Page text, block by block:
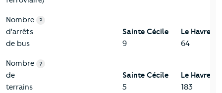
Nombre
d'arrêts
de bus
?
Sainte Cécile
9
Le Havre
64
Nombre
de
terrains
?
Sainte Cécile
5
Le Havre
183